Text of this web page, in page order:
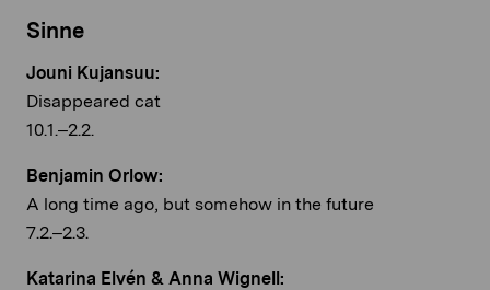
Sinne
Jouni Kujansuu:
Disappeared cat
10.1.–2.2.
Benjamin Orlow:
A long time ago, but somehow in the future
7.2.–2.3.
Katarina Elvén & Anna Wignell: